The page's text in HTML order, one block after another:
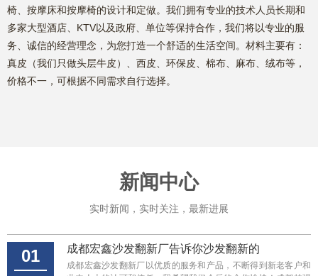
椅、按摩床和按摩椅的设计和定做。我们拥有专业的技术人员长期和
多家大型酒店、KTV以及政府、单位等保持合作，我们将以专业的服
务、诚信的经营理念，为您打造一个舒适的生活空间。材料主要有：
真皮（我们只做头层牛皮）、西皮、环保皮、棉布、麻布、绒布等，
价格不一，可根据不同需求自行选择。
新闻中心
实时新闻，实时关注，最新进展
01 成都宏鑫沙发翻新厂告诉你沙发翻新的
成都宏鑫沙发翻新厂以优质的服务和产品，不断得到新老客户和